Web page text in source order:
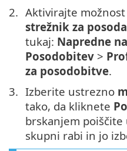
Aktivirajte možnost
strežnik za
tukaj: Napredne
Posodobitev >
za posodobitve.
Izberite ustrezno
tako, da kliknete
brskanjem
skupni rabi in jo